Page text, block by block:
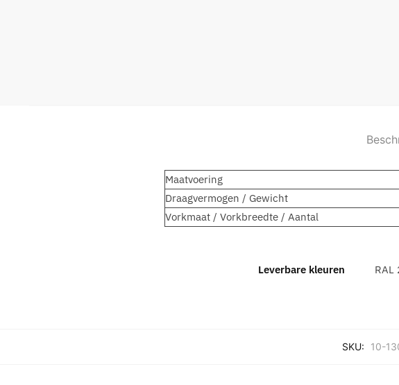
Maatvoering
Draagvermogen / Gewicht
Vorkmaat / Vorkbreedte / Aantal
Leverbare kleuren
RAL
SKU: 10-